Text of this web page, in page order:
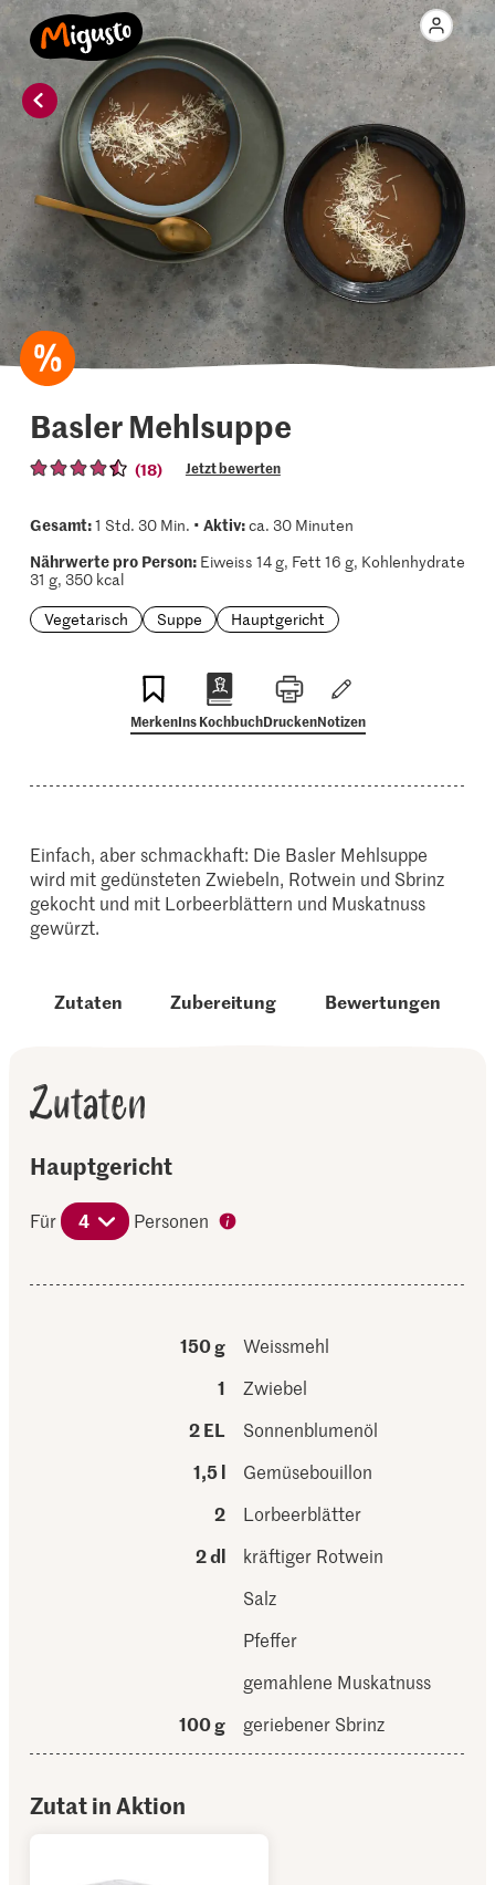
Basler Mehlsuppe
(18) Jetzt bewerten
Gesamt:1 Std. 30 Min. • Aktiv:ca. 30 Minuten
Nährwerte pro Person:Eiweiss 14 g, Fett 16 g, Kohlenhydrate
31 g, 350 kcal
Vegetarisch
Suppe Hauptgericht
MerkenIns KochbuchDruckenNotizen
Einfach, aber schmackhaft: Die Basler Mehlsuppe
wird mit gedünsteten Zwiebeln, Rotwein und Sbrinz
gekocht und mit Lorbeerblättern und Muskatnuss
gewürzt.
Zutaten Zubereitung Bewertungen
Zutaten
Hauptgericht
Für 4 Personen
150 g
Weissmehl
1
Zwiebel
2 EL
Sonnenblumenöl
1,5 l
Gemüsebouillon
2
Lorbeerblätter
2 dl
kräftiger Rotwein
Salz
Pfeffer
gemahlene Muskatnuss
100 g
geriebener Sbrinz
Zutat in Aktion